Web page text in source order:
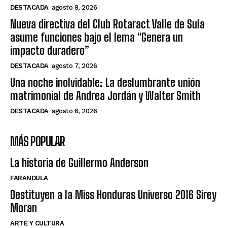
DESTACADA agosto 8, 2026
Nueva directiva del Club Rotaract Valle de Sula
asume funciones bajo el lema “Genera un
impacto duradero”
DESTACADA agosto 7, 2026
Una noche inolvidable: La deslumbrante unión
matrimonial de Andrea Jordán y Walter Smith
DESTACADA agosto 6, 2026
MÁS POPULAR
La historia de Guillermo Anderson
FARANDULA
Destituyen a la Miss Honduras Universo 2016 Sirey
Moran
ARTE Y CULTURA